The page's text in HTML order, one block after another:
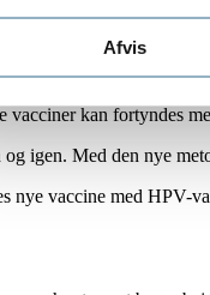
Afvis
havde fået forkerte
fortynde prøverne
vacciner kan fortyndes
igen. Med den nye
nye vaccine med